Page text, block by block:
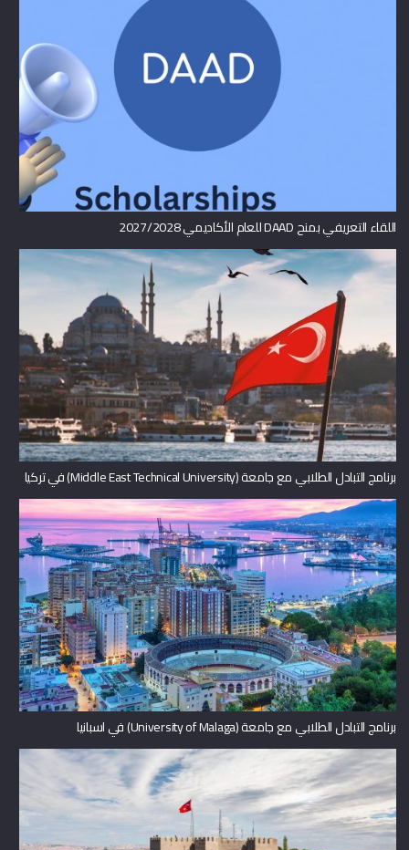
اللقاء التعريفي بمنح DAAD للعام الأكاديمي 2027/2028
برنامج التبادل الطلابي مع جامعة (Middle East Technical University) في تركيا
برنامج التبادل الطلابي مع جامعة (University of Malaga) في اسبانيا